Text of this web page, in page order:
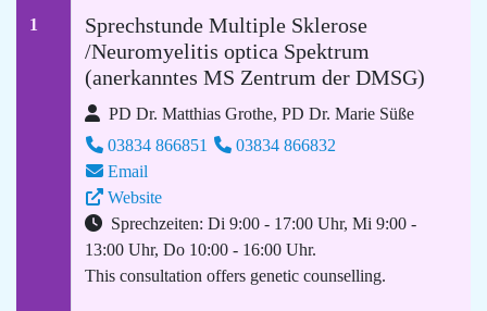
1
Sprechstunde Multiple Sklerose
/Neuromyelitis optica Spektrum
(anerkanntes MS Zentrum der DMSG)
PD Dr. Matthias Grothe, PD Dr. Marie Süße
03834 866851
03834 866832
Email
Website
Sprechzeiten: Di 9:00 - 17:00 Uhr, Mi 9:00 -
13:00 Uhr, Do 10:00 - 16:00 Uhr.
This consultation offers genetic counselling.